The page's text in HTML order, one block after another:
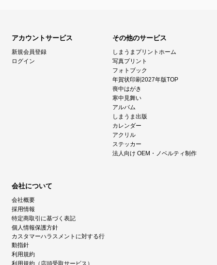
アカウントサービス
新規会員登録
ログイン
その他のサービス
しまうまプリントホーム
写真プリント
フォトブック
年賀状印刷2027年版TOP
喪中はがき
寒中見舞い
アルバム
しまうま出版
カレンダー
アクリル
ステッカー
法人向け OEM・ノベルティ制作
会社について
会社概要
採用情報
特定商取引に基づく表記
個人情報保護方針
カスタマーハラスメントに対する行
動指針
利用規約
利用規約（店頭受取サービス）